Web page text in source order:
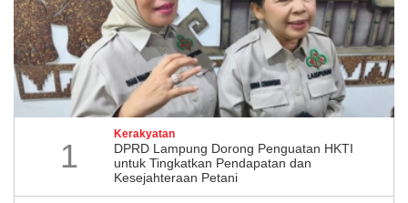
1
Kerakyatan
DPRD Lampung Dorong Penguatan HKTI
untuk Tingkatkan Pendapatan dan
Kesejahteraan Petani